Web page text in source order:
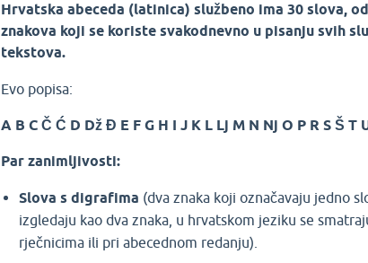
Hrvatska abeceda (latinica) službeno ima30 slova,
znakova koji se koriste svakodnevno u pisanju svih
tekstova.
Evo popisa:
A B C Č Ć D Dž Đ E F G H I J K L Lj M N Nj O P R S Š T
Par zanimljivosti:
Slova s digrafima (dva znaka koji označavaju jedno
izgledaju kao dva znaka, u hrvatskom jeziku se
rječnicima ili pri abecednom redanju).